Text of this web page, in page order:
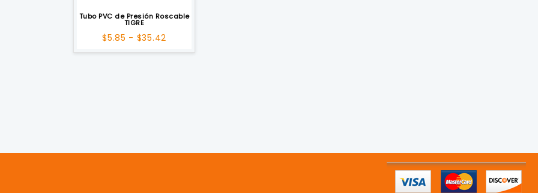
Tubo PVC de Presión Roscable
TIGRE
$5.85 - $35.42Rango
de